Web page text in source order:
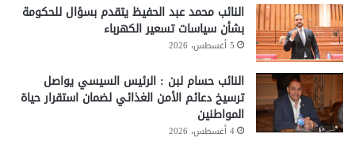
النائب محمد عبد الحفيظ يتقدم بسؤال للحكومة
بشأن سياسات تسعير الكهرباء
5 أغسطس، 2026
النائب حسام لبن : الرئيس السيسي يواصل
ترسيخ دعائم الأمن الغذائي لضمان استقرار حياة
المواطنين
4 أغسطس، 2026